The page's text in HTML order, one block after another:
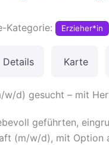
Kategorie: Erzieher*in
Details Karte
w/d) gesucht – mit
geführten,
(m/w/d), mit Option